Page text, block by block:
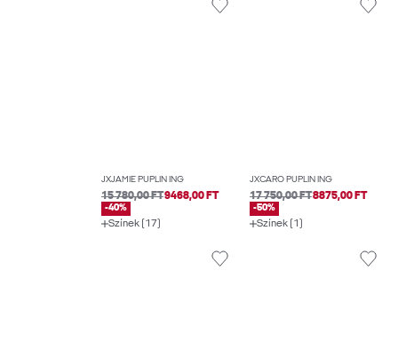
JXJAMIE PUPLIN ING
15 780,00 FT9468,00 FT
-40%
Színek (17)
JXCARO PUPLIN ING
17 750,00 FT8875,00 FT
-50%
Színek (1)